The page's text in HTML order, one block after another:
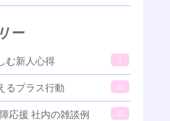
ー
む新人心得 1
るプラス行動 21
応援 社内の雑談例 25